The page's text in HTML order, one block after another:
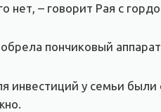
нет, – говорит Рая с
пончиковый
инвестиций у семьи были